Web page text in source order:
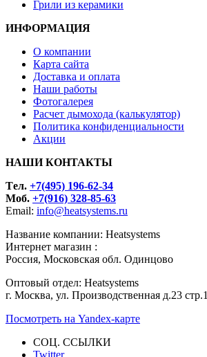
Грили из керамики
ИНФОРМАЦИЯ
О компании
Карта сайта
Доставка и оплата
Наши работы
Фотогалерея
Расчет дымохода (калькулятор)
Политика конфиденциальности
Акции
НАШИ КОНТАКТЫ
Tел. +7(495) 196-62-34
Моб. +7(916) 328-85-63
Email: info@heatsystems.ru
Название компании: Heatsystems
Интернет магазин :
Россия, Московская обл. Одинцово
Оптовый отдел: Heatsystems
г. Москва, ул. Производственная д.23 стр.1
Посмотреть на Yandex-карте
СОЦ. ССЫЛКИ
Twitter